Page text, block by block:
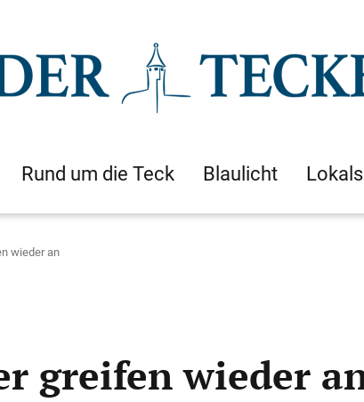
Rund um die Teck Blaulicht
wieder an
greifen wieder